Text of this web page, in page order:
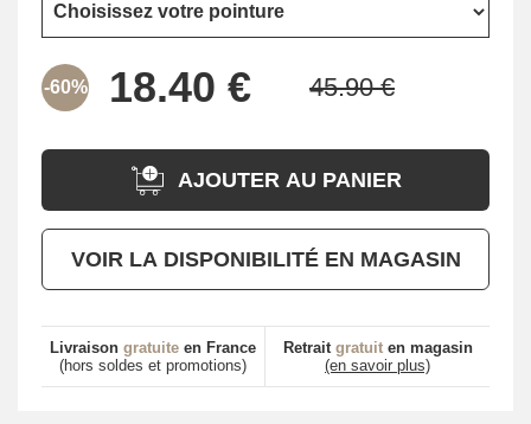
-60%
AJOUTER AU PANIER
VOIR LA DISPONIBILITÉ EN MAGASIN
Livraison gratuite en France
(hors soldes et promotions)
Retrait gratuiten magasin
(en savoir plus)